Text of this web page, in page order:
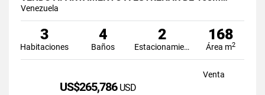
Venezuela
3
Habitaciones
4
Baños
2
Estacionamiento
168
Área m2
Venta
US$265,786 USD